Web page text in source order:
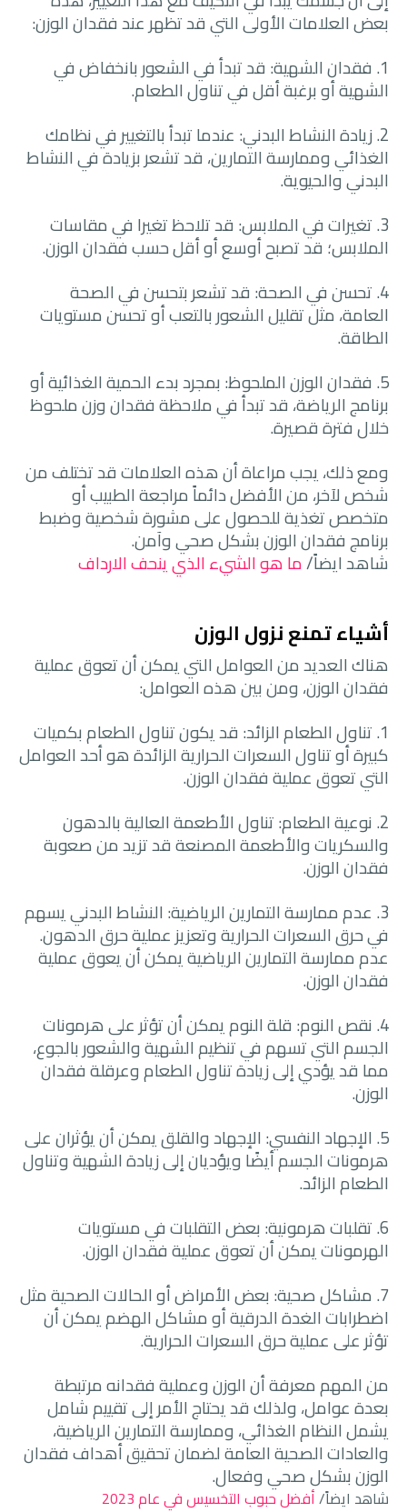
بعض العلامات الأولى التي قد تظهر عند فقدان الوزن:
1. فقدان الشهية: قد تبدأ في الشعور بانخفاض في
الشهية أو برغبة أقل في تناول الطعام.
2. زيادة النشاط البدني: عندما تبدأ بالتغيير في نظامك
الغذائي وممارسة التمارين، قد تشعر بزيادة في النشاط
البدني والحيوية.
3. تغيرات في الملابس: قد تلاحظ تغيرا في مقاسات
الملابس؛ قد تصبح أوسع أو أقل حسب فقدان الوزن.
4. تحسن في الصحة: قد تشعر بتحسن في الصحة
العامة، مثل تقليل الشعور بالتعب أو تحسن مستويات
الطاقة.
5. فقدان الوزن الملحوظ: بمجرد بدء الحمية الغذائية أو
برنامج الرياضة، قد تبدأ في ملاحظة فقدان وزن ملحوظ
خلال فترة قصيرة.
ومع ذلك، يجب مراعاة أن هذه العلامات قد تختلف من
شخص لآخر، من الأفضل دائماً مراجعة الطبيب أو
متخصص تغذية للحصول على مشورة شخصية وضبط
برنامج فقدان الوزن بشكل صحي وآمن.
شاهد ايضاً/ما هو الشيء الذي ينحف الارداف
أشياء تمنع نزول الوزن
هناك العديد من العوامل التي يمكن أن تعوق عملية
فقدان الوزن، ومن بين هذه العوامل:
1. تناول الطعام الزائد: قد يكون تناول الطعام بكميات
كبيرة أو تناول السعرات الحرارية الزائدة هو أحد العوامل
التي تعوق عملية فقدان الوزن.
2. نوعية الطعام: تناول الأطعمة العالية بالدهون
والسكريات والأطعمة المصنعة قد تزيد من صعوبة
فقدان الوزن.
3. عدم ممارسة التمارين الرياضية: النشاط البدني يسهم
في حرق السعرات الحرارية وتعزيز عملية حرق الدهون.
عدم ممارسة التمارين الرياضية يمكن أن يعوق عملية
فقدان الوزن.
4. نقص النوم: قلة النوم يمكن أن تؤثر على هرمونات
الجسم التي تسهم في تنظيم الشهية والشعور بالجوع،
مما قد يؤدي إلى زيادة تناول الطعام وعرقلة فقدان
الوزن.
5. الإجهاد النفسي: الإجهاد والقلق يمكن أن يؤثران على
هرمونات الجسم أيضًا ويؤديان إلى زيادة الشهية وتناول
الطعام الزائد.
6. تقلبات هرمونية: بعض التقلبات في مستويات
الهرمونات يمكن أن تعوق عملية فقدان الوزن.
7. مشاكل صحية: بعض الأمراض أو الحالات الصحية مثل
اضطرابات الغدة الدرقية أو مشاكل الهضم يمكن أن
تؤثر على عملية حرق السعرات الحرارية.
من المهم معرفة أن الوزن وعملية فقدانه مرتبطة
بعدة عوامل، ولذلك قد يحتاج الأمر إلى تقييم شامل
يشمل النظام الغذائي، وممارسة التمارين الرياضية،
والعادات الصحية العامة لضمان تحقيق أهداف فقدان
الوزن بشكل صحي وفعال.
شاهد ايضاً/أفضل حبوب التخسيس في عام 2023